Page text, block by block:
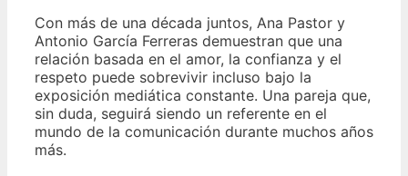
Con más de una década juntos, Ana Pastor y
Antonio García Ferreras demuestran que una
relación basada en el amor, la confianza y el
respeto puede sobrevivir incluso bajo la
exposición mediática constante. Una pareja que,
sin duda, seguirá siendo un referente en el
mundo de la comunicación durante muchos años
más.